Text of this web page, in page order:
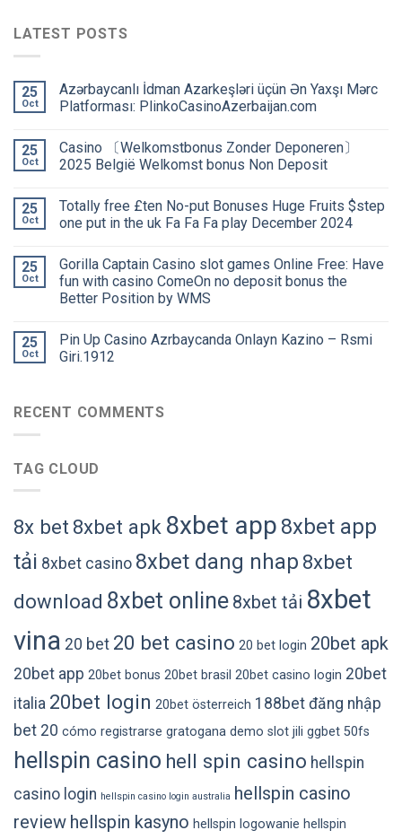
LATEST POSTS
25
Oct
Azərbaycanlı İdman Azarkeşləri üçün Ən Yaxşı Mərc
Platforması: PlinkoCasinoAzerbaijan.com
25
Oct
Сasino 〔Welkomstbonus Zonder Deponeren〕
2025 België Welkomst bonus Non Deposit
25
Oct
Totally free £ten No-put Bonuses Huge Fruits $step
one put in the uk Fa Fa Fa play December 2024
25
Oct
Gorilla Captain Casino slot games Online Free: Have
fun with casino ComeOn no deposit bonus the
Better Position by WMS
25
Oct
Pin Up Casino Azrbaycanda Onlayn Kazino – Rsmi
Giri.1912
RECENT COMMENTS
TAG CLOUD
8x bet 8xbet apk 8xbet app 8xbet app
tải 8xbet casino 8xbet dang nhap 8xbet
download 8xbet online 8xbet tải 8xbet
vina 20 bet 20 bet casino 20 bet login 20bet apk
20bet app 20bet bonus 20bet brasil 20bet casino login 20bet
italia 20bet login 20bet österreich 188bet đăng nhập
bet 20 cómo registrarse gratogana demo slot jili ggbet 50fs
hellspin casino hell spin casino hellspin
casino login hellspin casino login australia hellspin casino
review hellspin kasyno hellspin logowanie hellspin